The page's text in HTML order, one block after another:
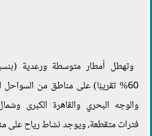
60% تقريبًا) على مناطق من السواحل
والوجه البحري والقاهرة الكبرى
فترات متقطعة، ويوجد نشاط رياح على